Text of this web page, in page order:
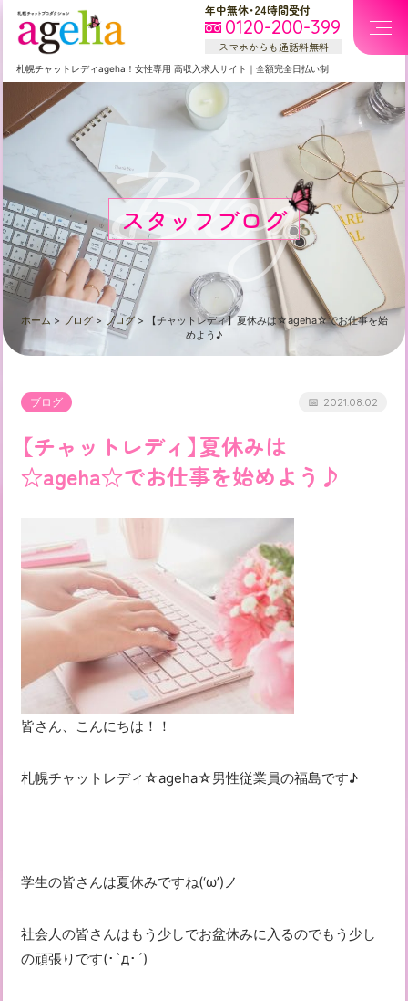
年中無休・24時間受付
0120-200-399
スマホからも通話料無料
札幌チャットレディageha！女性専用 高収入求人サイト ｜ 全額完全日払い制
スタッフブログ
Blog
ホーム > ブログ> ブログ>
【チャットレディ】夏休みは☆ageha☆でお仕事を始
めよう♪
ブログ 2021.08.02
【チャットレディ】夏休みは
☆ageha☆でお仕事を始めよう♪
皆さん、こんにちは！！
札幌チャットレディ☆ageha☆男性従業員の福島です♪
学生の皆さんは夏休みですね(‘ω’)ノ
社会人の皆さんはもう少しでお盆休みに入るのでもう少し
の頑張りです(･`д･´)